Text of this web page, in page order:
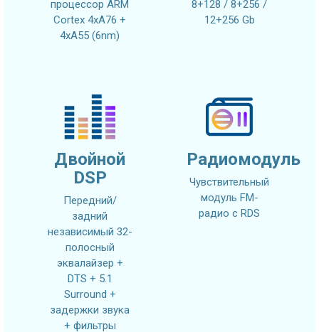
процессор ARM
Cortex 4xA76 +
4xA55 (6nm)
8+128 / 8+256 /
12+256 Gb
Двойной
DSP
Передний/
задний
независимый 32-
полосный
эквалайзер +
DTS + 5.1
Surround +
задержки звука
+ фильтры
Радиомодуль
Чувствительный
модуль FM-
радио с RDS